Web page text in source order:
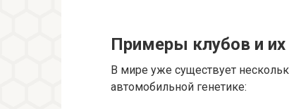
Примеры клубов и
В мире уже существует
автомобильной генетике: